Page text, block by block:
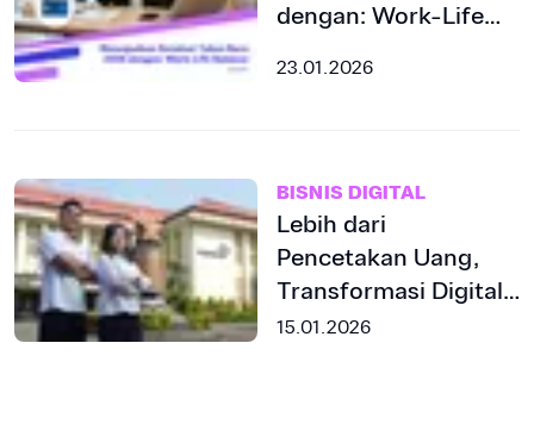
dengan: Work-Life
23.01.2026
BISNIS DIGITAL
Lebih dari
Pencetakan Uang,
Transformasi Digital
PERURI Menjawab
15.01.2026